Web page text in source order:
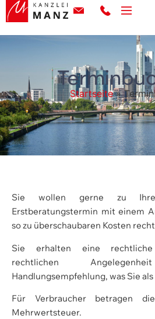
Startseite»
Sie wollen gerne zu
Erstberatungstermin mit einem
so zu überschaubaren Kosten
Sie erhalten eine rechtliche
rechtlichen
Handlungsempfehlung, was Sie
Für Verbraucher betragen
Mehrwertsteuer.